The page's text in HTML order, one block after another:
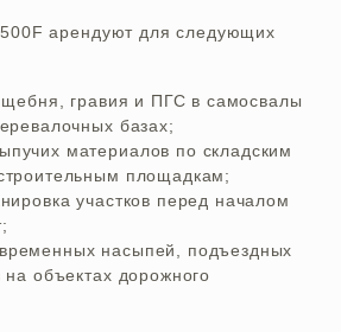
арендуют для следующих
щебня, гравия и ПГС в самосвалы
базах;
материалов по складским
площадкам;
участков перед началом
насыпей, подъездных
на объектах дорожного